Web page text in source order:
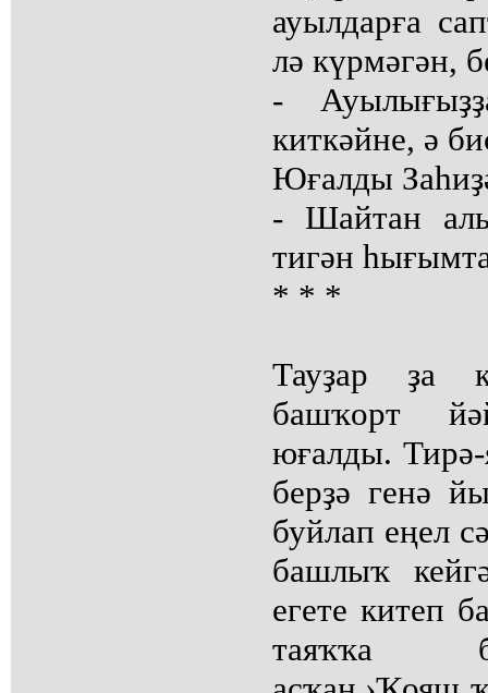
ауылдарға
лә күрмәгән,
-
киткәйне, ә
Юғалды
- Шайтан
тигән
* * *
Тауҙар ҙа
башҡорт
юғалды.
берҙә генә
буйлап еңел
башлыҡ
егете китеп
таяҡҡа